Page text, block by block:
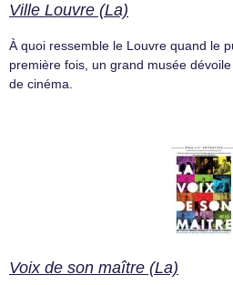
Ville Louvre (La)
À quoi ressemble le Louvre quand le
première fois, un grand musée
de cinéma.
Voix de son maître (La)